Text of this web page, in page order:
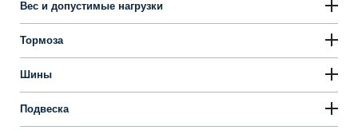
Вес и допустимые нагрузки
Тормоза
Шины
Подвеска